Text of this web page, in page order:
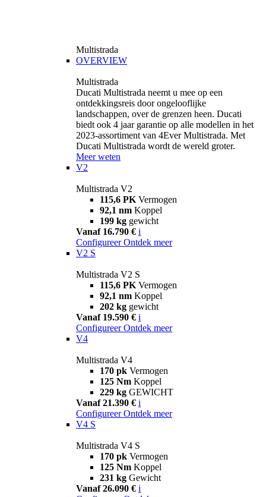
Multistrada
OVERVIEW
Multistrada
Ducati Multistrada neemt u mee op een
ontdekkingsreis door ongelooflijke
landschappen, over de grenzen heen. Ducati
biedt ook 4 jaar garantie op alle modellen in het
2023-assortiment van 4Ever Multistrada. Met
Ducati Multistrada wordt de wereld groter.
Meer weten
V2
Multistrada V2
115,6 PK Vermogen
92,1 nm Koppel
199 kg gewicht
Vanaf 16.790 € i
Configureer Ontdek meer
V2 S
Multistrada V2 S
115,6 PK Vermogen
92,1 nm Koppel
202 kg gewicht
Vanaf 19.590 € i
Configureer Ontdek meer
V4
Multistrada V4
170 pk Vermogen
125 Nm Koppel
229 kg GEWICHT
Vanaf 21.390 € i
Configureer Ontdek meer
V4 S
Multistrada V4 S
170 pk Vermogen
125 Nm Koppel
231 kg Gewicht
Vanaf 26.090 € i